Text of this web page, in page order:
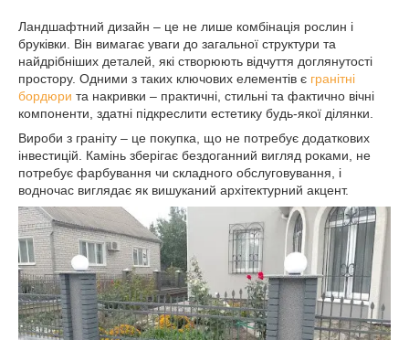
Ландшафтний дизайн – це не лише комбінація рослин і
бруківки. Він вимагає уваги до загальної структури та
найдрібніших деталей, які створюють відчуття доглянутості
простору. Одними з таких ключових елементів є гранітні
бордюри та накривки – практичні, стильні та фактично вічні
компоненти, здатні підкреслити естетику будь-якої ділянки.
Вироби з граніту – це покупка, що не потребує додаткових
інвестицій. Камінь зберігає бездоганний вигляд роками, не
потребує фарбування чи складного обслуговування, і
водночас виглядає як вишуканий архітектурний акцент.